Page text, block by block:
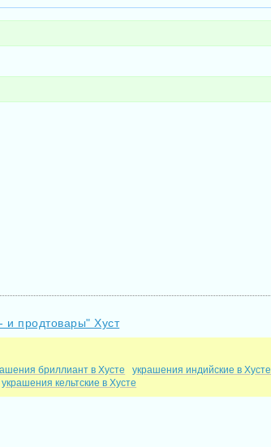
и продтовары" Хуст
бриллиант в Хусте украшения индийские в Хусте
украшения кельтские в Хусте